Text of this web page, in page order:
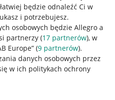
będzie odnaleźć Ci w
i potrzebujesz.
osobowych będzie Allegro a
partnerzy (17 partnerów), w
Europe” (9 partnerów).
danych osobowych przez
w ich politykach ochrony